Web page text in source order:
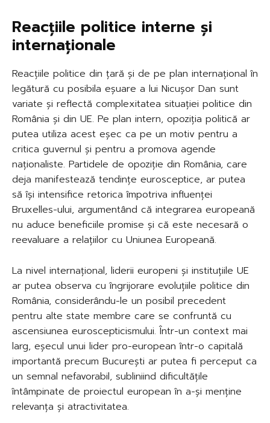
Reacțiile politice interne și
internaționale
Reacțiile politice din țară și de pe plan internațional în
legătură cu posibila eșuare a lui Nicușor Dan sunt
variate și reflectă complexitatea situației politice din
România și din UE. Pe plan intern, opoziția politică ar
putea utiliza acest eșec ca pe un motiv pentru a
critica guvernul și pentru a promova agende
naționaliste. Partidele de opoziție din România, care
deja manifestează tendințe eurosceptice, ar putea
să își intensifice retorica împotriva influenței
Bruxelles-ului, argumentând că integrarea europeană
nu aduce beneficiile promise și că este necesară o
reevaluare a relațiilor cu Uniunea Europeană.
La nivel internațional, liderii europeni și instituțiile UE
ar putea observa cu îngrijorare evoluțiile politice din
România, considerându-le un posibil precedent
pentru alte state membre care se confruntă cu
ascensiunea euroscepticismului. Într-un context mai
larg, eșecul unui lider pro-european într-o capitală
importantă precum București ar putea fi perceput ca
un semnal nefavorabil, subliniind dificultățile
întâmpinate de proiectul european în a-și menține
relevanța și atractivitatea.